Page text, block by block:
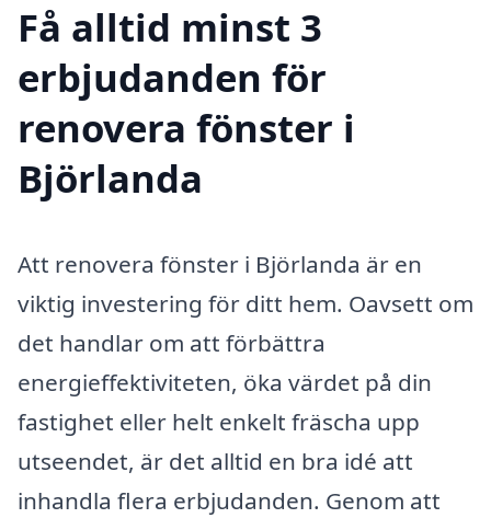
Få alltid minst 3
erbjudanden för
renovera fönster i
Björlanda
Att renovera fönster i Björlanda är en
viktig investering för ditt hem. Oavsett om
det handlar om att förbättra
energieffektiviteten, öka värdet på din
fastighet eller helt enkelt fräscha upp
utseendet, är det alltid en bra idé att
inhandla flera erbjudanden. Genom att